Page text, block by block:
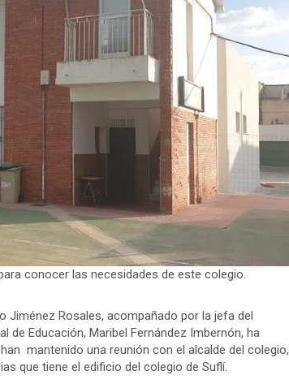
conocer las necesidades de este colegio.
Jiménez Rosales, acompañado por la jefa del
de Educación, Maribel Fernández Imbernón, ha
mantenido una reunión con el alcalde del colegio,
que tiene el edificio del colegio de Suflí.